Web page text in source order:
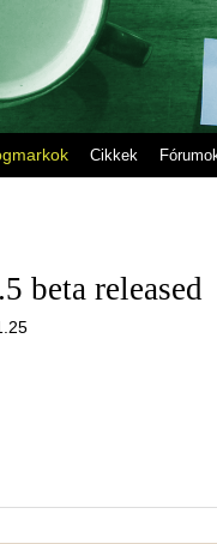
Cikkek
beta released